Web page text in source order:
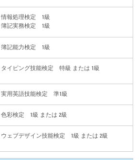
情報処理検定 1級
簿記実務検定 1級
簿記能力検定 1級
タイピング技能検定 特級 または 1級
実用英語技能検定 準1級
色彩検定 1級 または 2級
ウェブデザイン技能検定 1級 または 2級